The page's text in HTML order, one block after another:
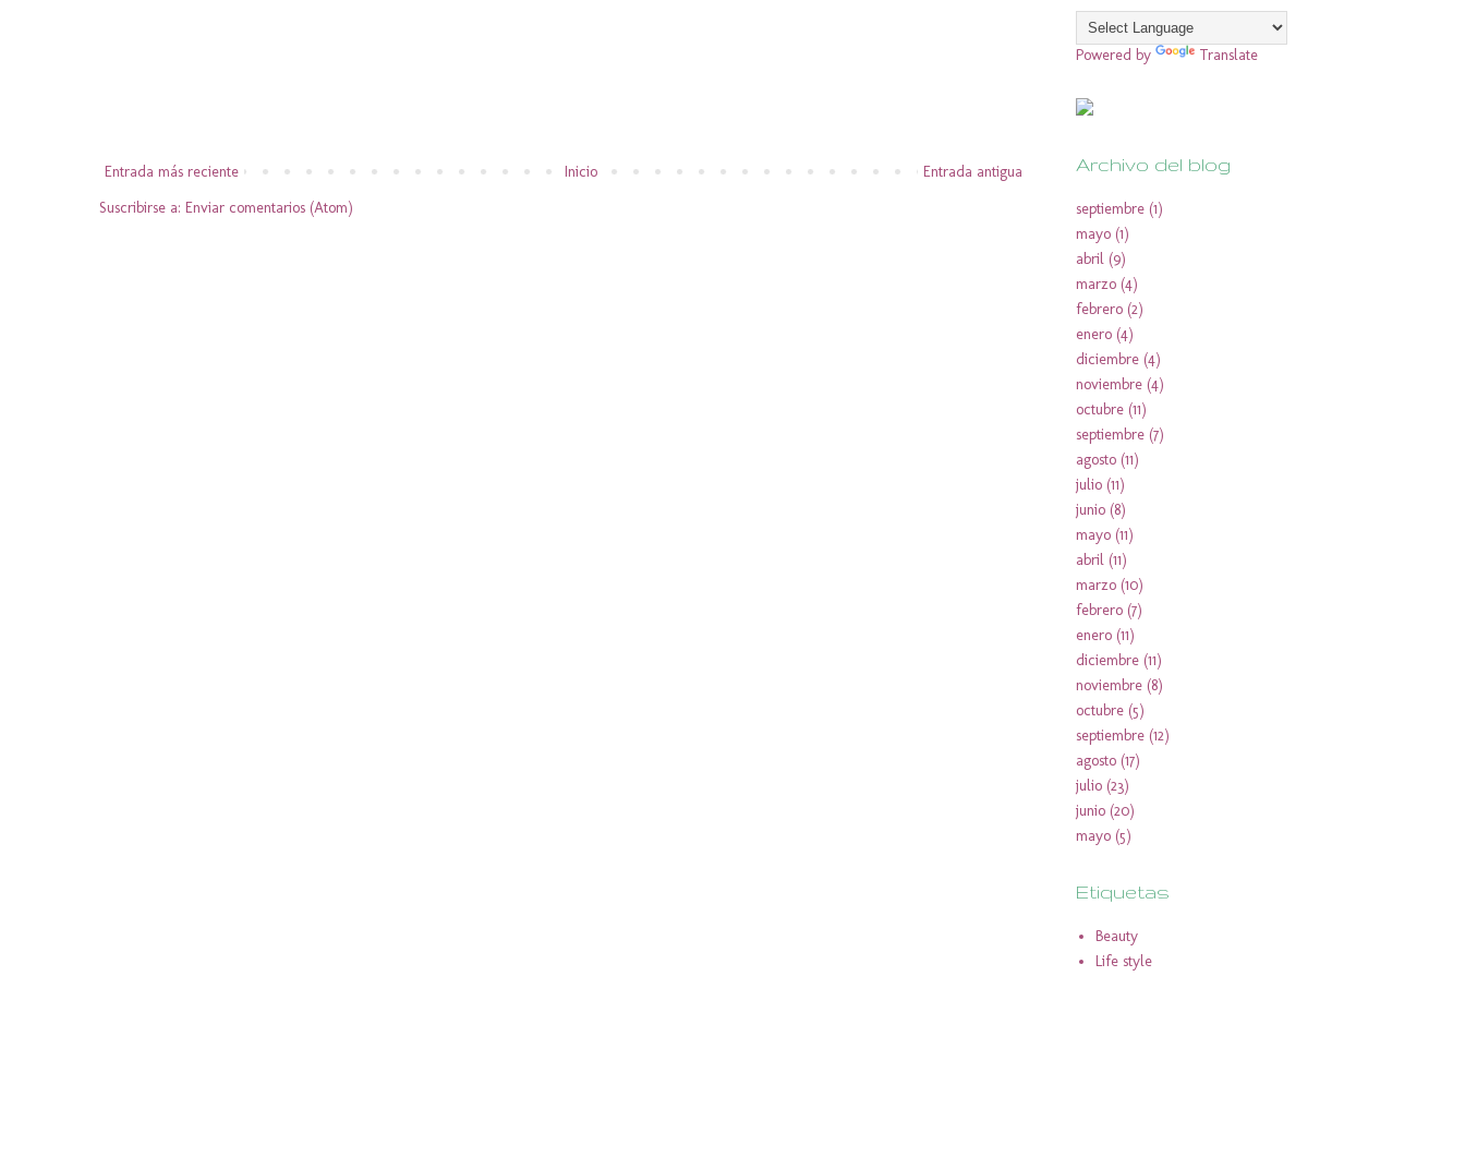
Entrada más reciente Entrada antigua
Inicio
Suscribirse a: Enviar comentarios (Atom)
Powered by Translate
Archivo del blog
septiembre (1)
mayo (1)
abril (9)
marzo (4)
febrero (2)
enero (4)
diciembre (4)
noviembre (4)
octubre (11)
septiembre (7)
agosto (11)
julio (11)
junio (8)
mayo (11)
abril (11)
marzo (10)
febrero (7)
enero (11)
diciembre (11)
noviembre (8)
octubre (5)
septiembre (12)
agosto (17)
julio (23)
junio (20)
mayo (5)
Etiquetas
Beauty
Life style